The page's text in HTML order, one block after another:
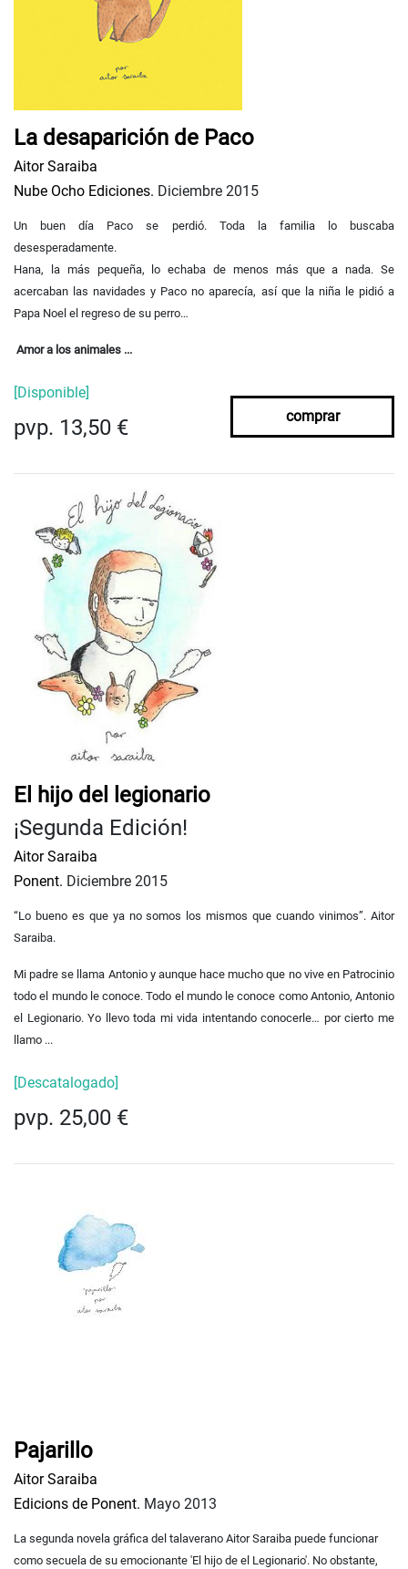
La desaparición de Paco
Aitor Saraiba
Nube Ocho Ediciones. Diciembre 2015
Un buen día Paco se perdió. Toda la familia lo buscaba
desesperadamente.
Hana, la más pequeña, lo echaba de menos más que a nada. Se
acercaban las navidades y Paco no aparecía, así que la niña le pidió a
Papa Noel el regreso de su perro…
Amor a los animales ...
[Disponible]
pvp. 13,50 € comprar
El hijo del legionario
¡Segunda Edición!
Aitor Saraiba
Ponent. Diciembre 2015
“Lo bueno es que ya no somos los mismos que cuando vinimos”. Aitor
Saraiba.
Mi padre se llama Antonio y aunque hace mucho que no vive en Patrocinio
todo el mundo le conoce. Todo el mundo le conoce como Antonio, Antonio
el Legionario. Yo llevo toda mi vida intentando conocerle… por cierto me
llamo ...
[Descatalogado]
pvp. 25,00 €
Pajarillo
Aitor Saraiba
Edicions de Ponent. Mayo 2013
La segunda novela gráfica del talaverano Aitor Saraiba puede funcionar
como secuela de su emocionante 'El hijo de el Legionario'. No obstante,